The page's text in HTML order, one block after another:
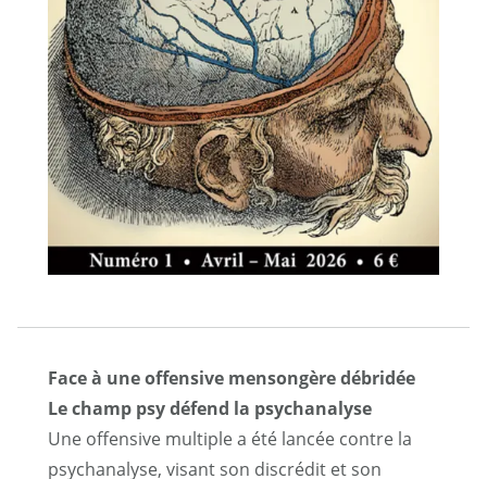
Face à une offensive mensongère débridée
Le champ psy défend la psychanalyse
Une offensive multiple a été lancée contre la
psychanalyse, visant son discrédit et son